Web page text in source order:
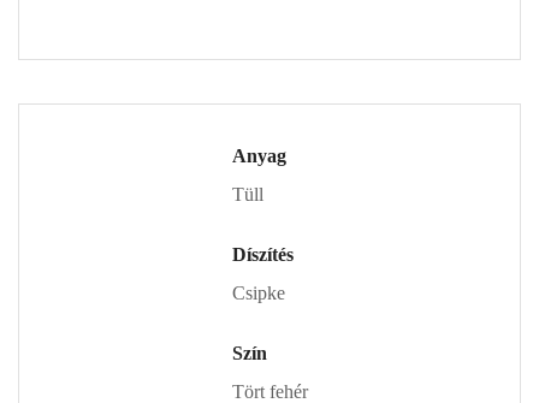
Anyag
Tüll
Díszítés
Csipke
Szín
Tört fehér